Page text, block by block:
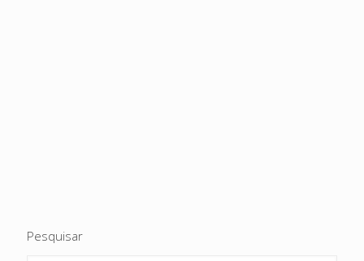
Pesquisar